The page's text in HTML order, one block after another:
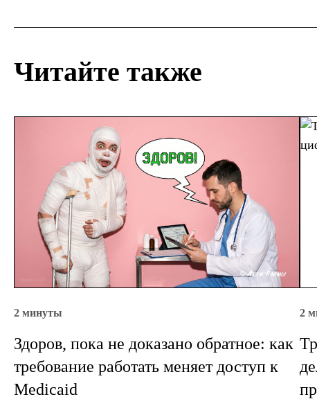
Читайте также
2 минуты
Здоров, пока не доказано обратное: как
требование работать меняет доступ к
Medicaid
2